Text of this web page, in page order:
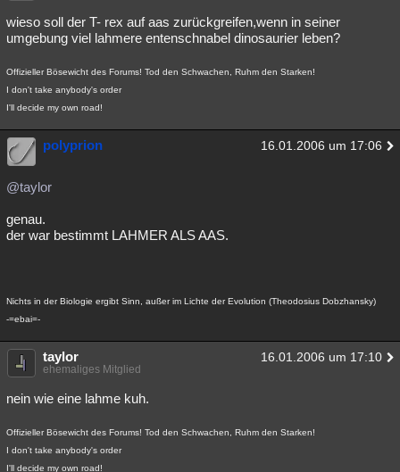
wieso soll der T- rex auf aas zurückgreifen,wenn in seiner
umgebung viel lahmere entenschnabel dinosaurier leben?
Offizieller Bösewicht des Forums! Tod den Schwachen, Ruhm den Starken!
I don't take anybody's order
I'll decide my own road!
polyprion 16.01.2006 um 17:06
@taylor
genau.
der war bestimmt LAHMER ALS AAS.
Nichts in der Biologie ergibt Sinn, außer im Lichte der Evolution (Theodosius Dobzhansky)
-=ebai=-
taylor 16.01.2006 um 17:10
ehemaliges Mitglied
nein wie eine lahme kuh.
Offizieller Bösewicht des Forums! Tod den Schwachen, Ruhm den Starken!
I don't take anybody's order
I'll decide my own road!